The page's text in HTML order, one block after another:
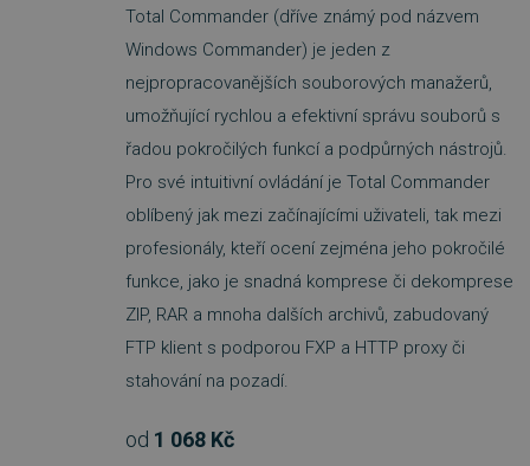
Total Commander (dříve známý pod názvem
Windows Commander) je jeden z
nejpropracovanějších souborových manažerů,
umožňující rychlou a efektivní správu souborů s
řadou pokročilých funkcí a podpůrných nástrojů.
Pro své intuitivní ovládání je Total Commander
oblíbený jak mezi začínajícími uživateli, tak mezi
profesionály, kteří ocení zejména jeho pokročilé
funkce, jako je snadná komprese či dekomprese
ZIP, RAR a mnoha dalších archivů, zabudovaný
FTP klient s podporou FXP a HTTP proxy či
stahování na pozadí.
od 1 068 Kč